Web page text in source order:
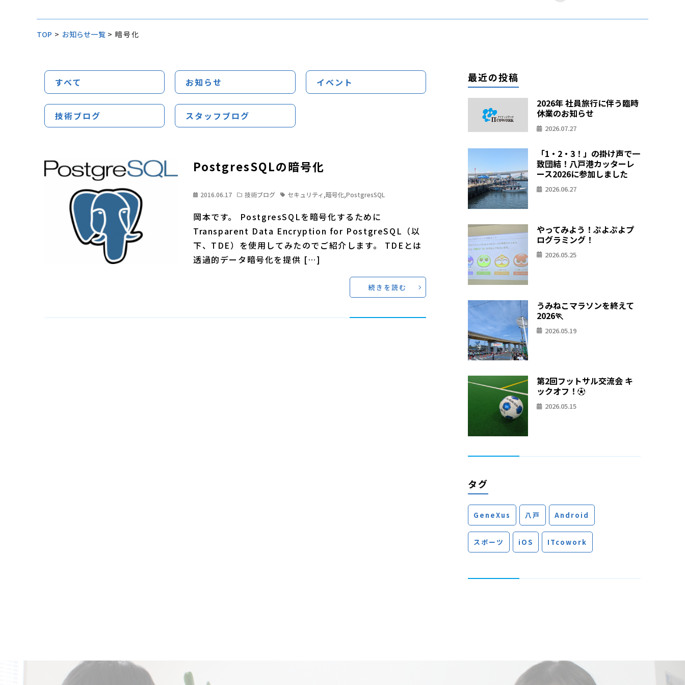
TOP > お知らせ一覧 > 暗号化
すべて お知らせ イベント
技術ブログ スタッフブログ
PostgresSQLの暗号化
2016.06.17 技術ブログ セキュリティ,暗号化,PostgresSQL
岡本です。 PostgresSQLを暗号化するために
Transparent Data Encryption for PostgreSQL（以
下、TDE）を使用してみたのでご紹介します。 TDEとは
透過的データ暗号化を提供 […]
続きを読む
最近の投稿
2026年 社員旅行に伴う臨時
休業のお知らせ
2026.07.27
「1・2・3！」の掛け声で一
致団結！八戸港カッターレ
ース2026に参加しました
2026.06.27
やってみよう！ぷよぷよプ
ログラミング！
2026.05.25
うみねこマラソンを終えて
2026🏃
2026.05.19
第2回フットサル交流会 キ
ックオフ！⚽
2026.05.15
タグ
GeneXus 八戸 Android
スポーツ iOS ITcowork